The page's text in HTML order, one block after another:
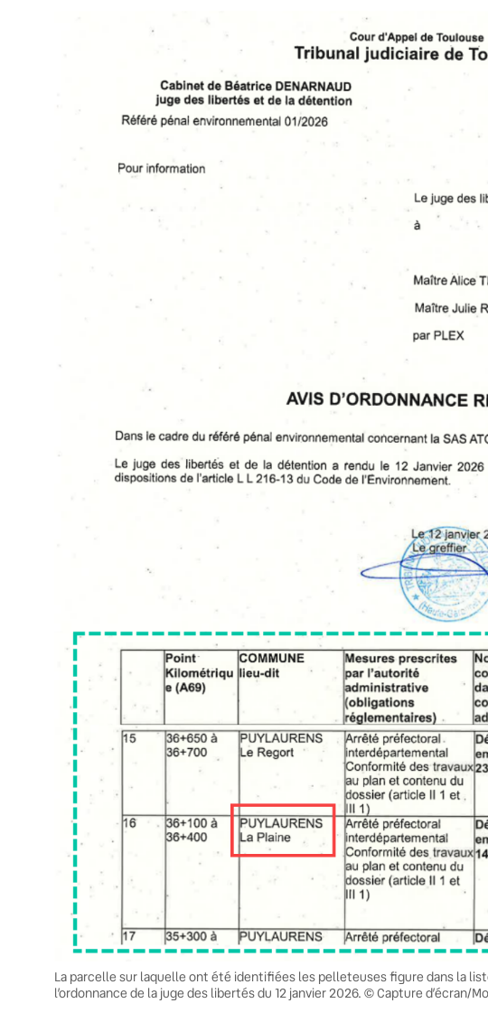
La parcelle sur laquelle ont été identifiées les pelleteuses figure dans la
l’ordonnance de la juge des libertés du 12 janvier 2026. © Capture d’écran/